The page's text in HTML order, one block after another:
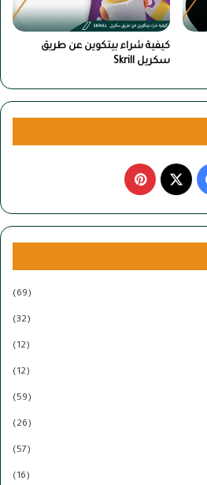
كيفية شراء بيتكوين عن طريق
سكريل Skrill
فيسبوك بينتيريست
(69)
(32)
(12)
(12)
(59)
(26)
(57)
(16)